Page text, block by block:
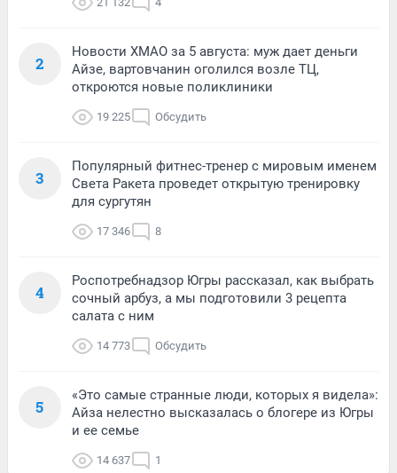
2
Новости ХМАО за 5 августа: муж дает деньги
Айзе, вартовчанин оголился возле ТЦ,
откроются новые поликлиники
19 225 Обсудить
3
Популярный фитнес-тренер с мировым именем
Света Ракета проведет открытую тренировку
для сургутян
17 346 8
4
Роспотребнадзор Югры рассказал, как выбрать
сочный арбуз, а мы подготовили 3 рецепта
салата с ним
14 773 Обсудить
5
«Это самые странные люди, которых я видела»:
Айза нелестно высказалась о блогере из Югры
и ее семье
14 637 1